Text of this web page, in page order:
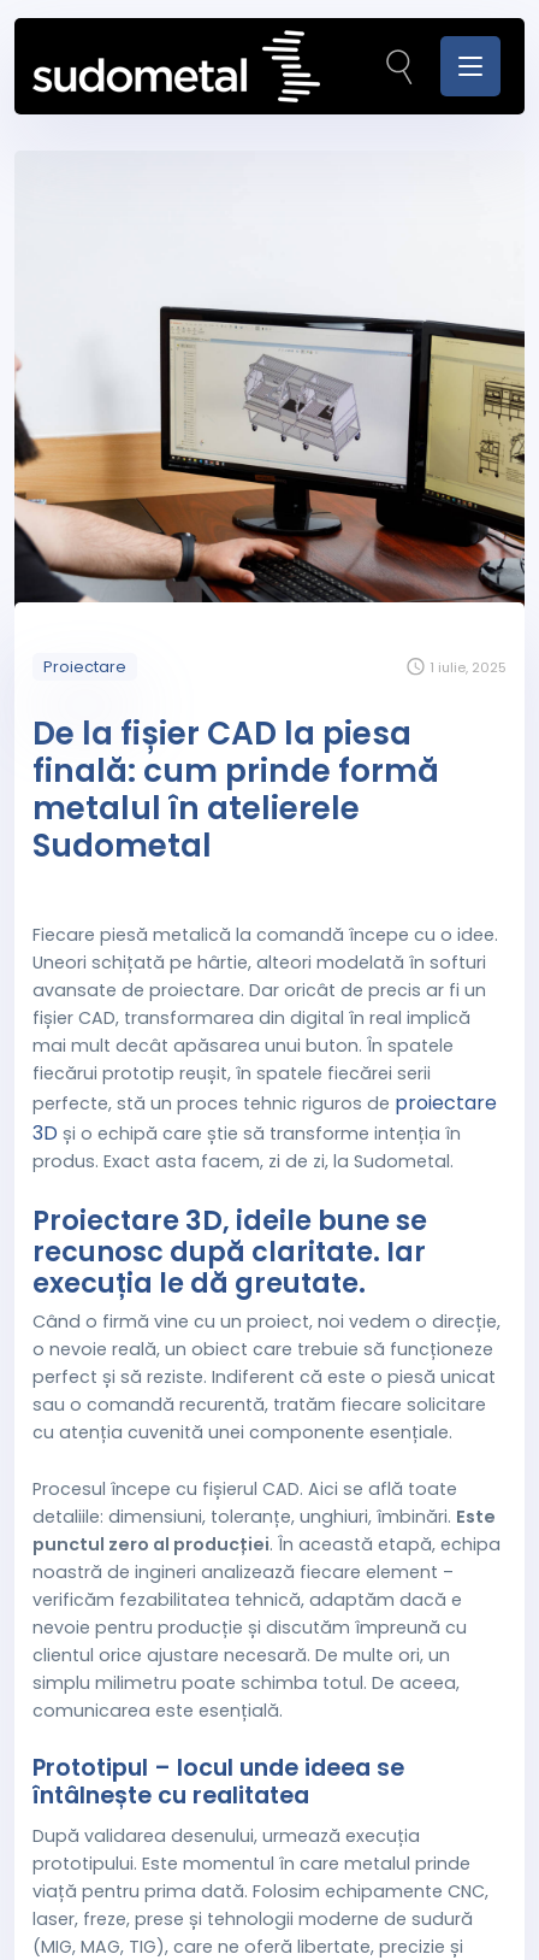
Proiectare 1 iulie, 2025
De la fișier CAD la piesa
finală: cum prinde formă
metalul în atelierele
Sudometal
Fiecare piesă metalică la comandă începe cu o idee.
Uneori schițată pe hârtie, alteori modelată în softuri
avansate de proiectare. Dar oricât de precis ar fi un
fișier CAD, transformarea din digital în real implică
mai mult decât apăsarea unui buton. În spatele
fiecărui prototip reușit, în spatele fiecărei serii
perfecte, stă un proces tehnic riguros de proiectare
3D și o echipă care știe să transforme intenția în
produs. Exact asta facem, zi de zi, la Sudometal.
Proiectare 3D, ideile bune se
recunosc după claritate. Iar
execuția le dă greutate.
Când o firmă vine cu un proiect, noi vedem o direcție,
o nevoie reală, un obiect care trebuie să funcționeze
perfect și să reziste. Indiferent că este o piesă unicat
sau o comandă recurentă, tratăm fiecare solicitare
cu atenția cuvenită unei componente esențiale.
Procesul începe cu fișierul CAD. Aici se află toate
detaliile: dimensiuni, toleranțe, unghiuri, îmbinări. Este
punctul zero al producției. În această etapă, echipa
noastră de ingineri analizează fiecare element –
verificăm fezabilitatea tehnică, adaptăm dacă e
nevoie pentru producție și discutăm împreună cu
clientul orice ajustare necesară. De multe ori, un
simplu milimetru poate schimba totul. De aceea,
comunicarea este esențială.
Prototipul – locul unde ideea se
întâlnește cu realitatea
După validarea desenului, urmează execuția
prototipului. Este momentul în care metalul prinde
viață pentru prima dată. Folosim echipamente CNC,
laser, freze, prese și tehnologii moderne de sudură
(MIG, MAG, TIG), care ne oferă libertate, precizie și